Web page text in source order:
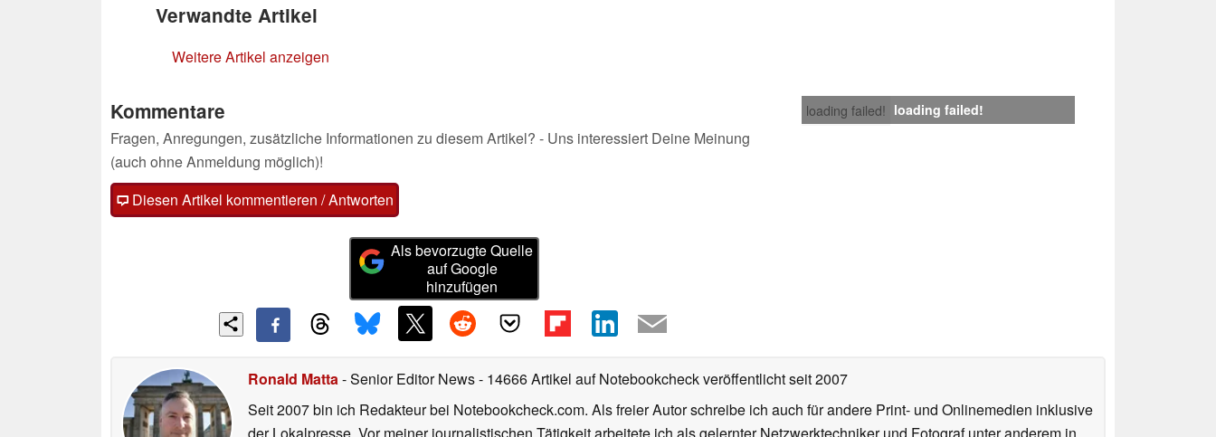
Verwandte Artikel
Weitere Artikel anzeigen
loading failed! loading failed!
Kommentare
Fragen, Anregungen, zusätzliche Informationen zu diesem Artikel? - Uns interessiert Deine Meinung
(auch ohne Anmeldung möglich)!
Diesen Artikel kommentieren / Antworten
Als bevorzugte Quelle
auf Google
hinzufügen
Ronald Matta- Senior Editor News- 14666 Artikel auf Notebookcheck veröffentlichtseit 2007
Seit 2007 bin ich Redakteur bei Notebookcheck.com. Als freier Autor schreibe ich auch für andere Print- und Onlinemedien inklusive